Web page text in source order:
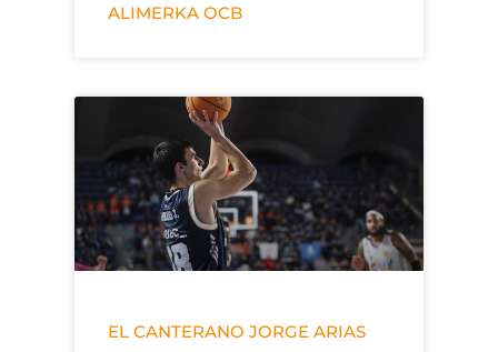
ALIMERKA OCB
EL CANTERANO JORGE ARIAS